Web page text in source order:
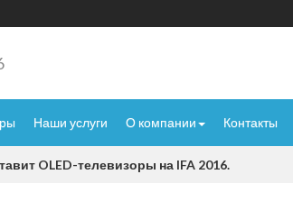
Наши услуги О компании Контакты
OLED-телевизоры на IFA 2016.